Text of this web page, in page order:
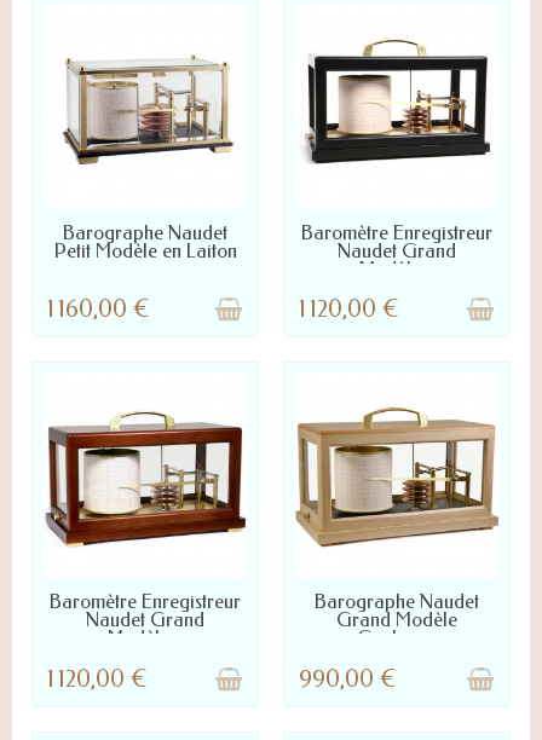
LIVRÉ SOUS 2 À 4 JOURS
Barographe Naudet
Petit Modèle en Laiton
1 160,00 €
LIVRÉ SOUS 2 À 4 JOURS
Baromètre Enregistreur
Naudet Grand
Modèle...
1 120,00 €
LIVRÉ SOUS 2 À 4 JOURS
Baromètre Enregistreur
Naudet Grand
Modèle...
1 120,00 €
LIVRÉ SOUS 2 À 4 JOURS
Barographe Naudet
Grand Modèle
Couleur...
990,00 €